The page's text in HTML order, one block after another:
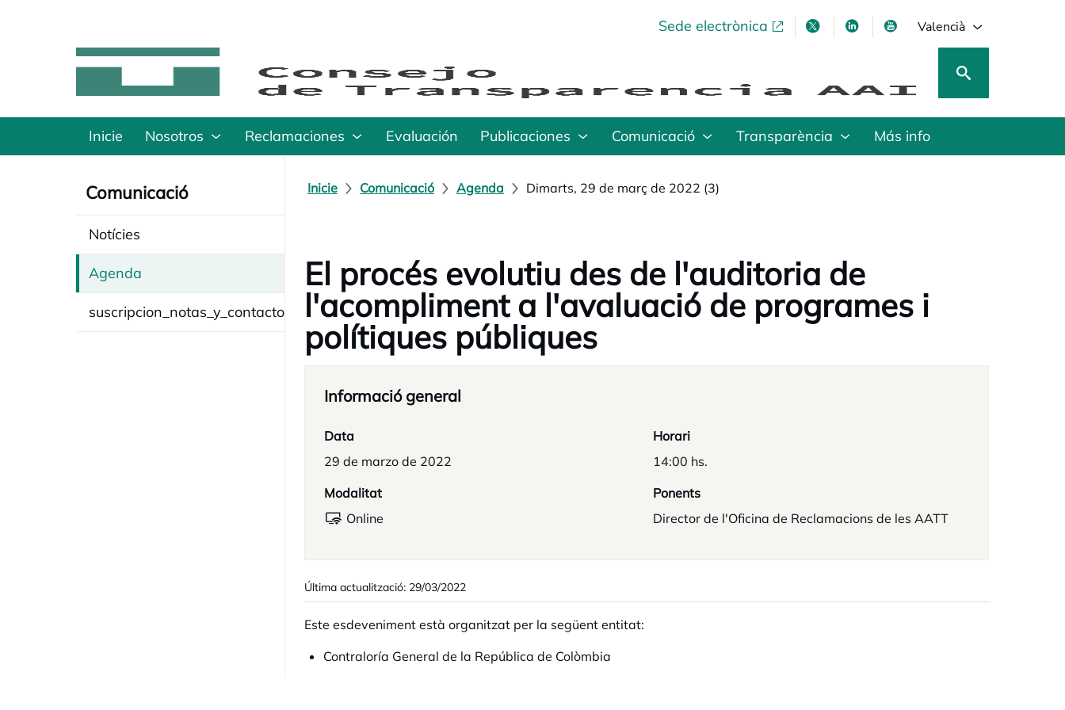
Sede electrònicaopens in a new tabopens in a new tab
opens in a new tab
opens in a new tab
Valencià
Inicie Nosotros Reclamaciones Evaluación Publicaciones Comunicació Transparència Más info
Comunicació
Notícies
Agenda
suscripcion_notas_y_contacto
Inicie Comunicació Agenda Dimarts, 29 de març de 2022 (3)
El procés evolutiu des de l'auditoria de
l'acompliment a l'avaluació de programes i
polítiques públiques
Informació general
Data
29 de marzo de 2022
Horari
14:00 hs.
Modalitat
Online
Ponents
Director de l'Oficina de Reclamacions de les AATT
Última actualització: 29/03/2022
Este esdeveniment està organitzat per la següent entitat:
Contraloría General de la República de Colòmbia